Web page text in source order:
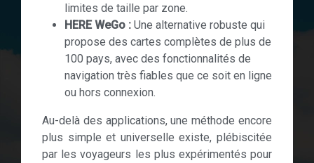
limites de taille par zone.
HERE WeGo : Une alternative robuste qui
propose des cartes complètes de plus de
100 pays, avec des fonctionnalités de
navigation très fiables que ce soit en ligne
ou hors connexion.
Au-delà des applications, une méthode encore
plus simple et universelle existe, plébiscitée
par les voyageurs les plus expérimentés pour